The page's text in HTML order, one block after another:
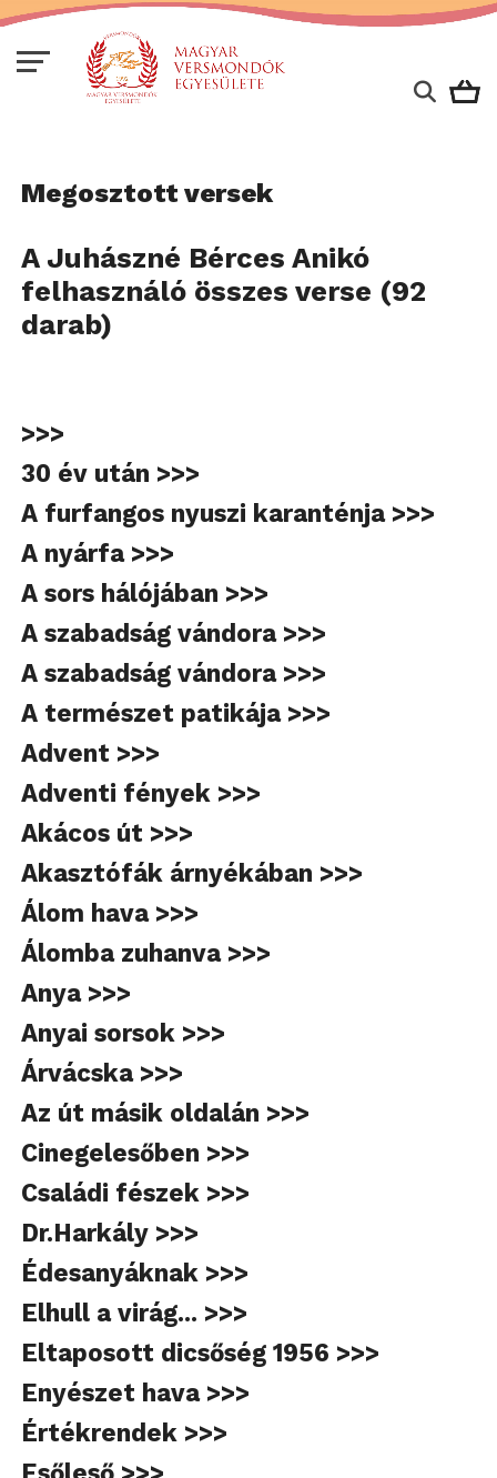
Megosztott versek
A Juhászné Bérces Anikó
felhasználó összes verse (92
darab)
>>>
30 év után >>>
A furfangos nyuszi karanténja >>>
A nyárfa >>>
A sors hálójában >>>
A szabadság vándora >>>
A szabadság vándora >>>
A természet patikája >>>
Advent >>>
Adventi fények >>>
Akácos út >>>
Akasztófák árnyékában >>>
Álom hava >>>
Álomba zuhanva >>>
Anya >>>
Anyai sorsok >>>
Árvácska >>>
Az út másik oldalán >>>
Cinegelesőben >>>
Családi fészek >>>
Dr.Harkály >>>
Édesanyáknak >>>
Elhull a virág... >>>
Eltaposott dicsőség 1956 >>>
Enyészet hava >>>
Értékrendek >>>